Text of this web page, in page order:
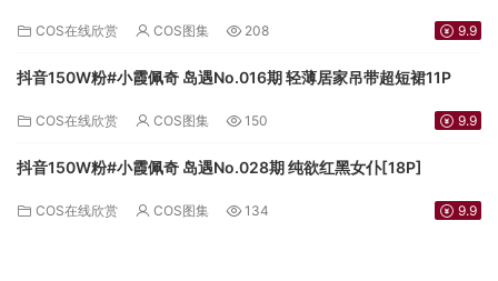
COS在线欣赏 COS图集 208 9.9
抖音150W粉#小霞佩奇 岛遇No.016期 轻薄居家吊带超短裙11P
COS在线欣赏 COS图集 150 9.9
抖音150W粉#小霞佩奇 岛遇No.028期 纯欲红黑女仆[18P]
COS在线欣赏 COS图集 134 9.9